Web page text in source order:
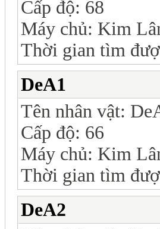
Cấp độ: 68
Máy chủ: Kim
Thời gian tìm
DeA1
Tên nhân vật:
Cấp độ: 66
Máy chủ: Kim
Thời gian tìm
DeA2